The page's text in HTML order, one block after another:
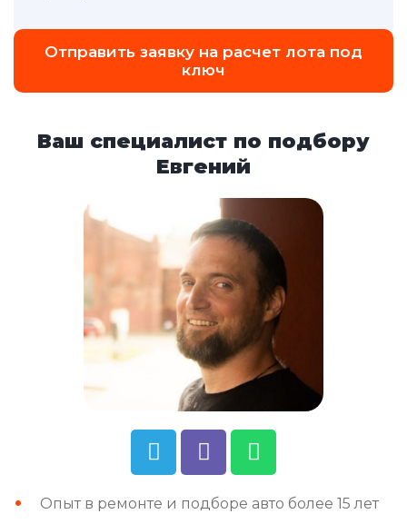
Отправить заявку на расчет лота под
ключ
Ваш специалист по подбору
Евгений
Опыт в ремонте и подборе авто более 15 лет